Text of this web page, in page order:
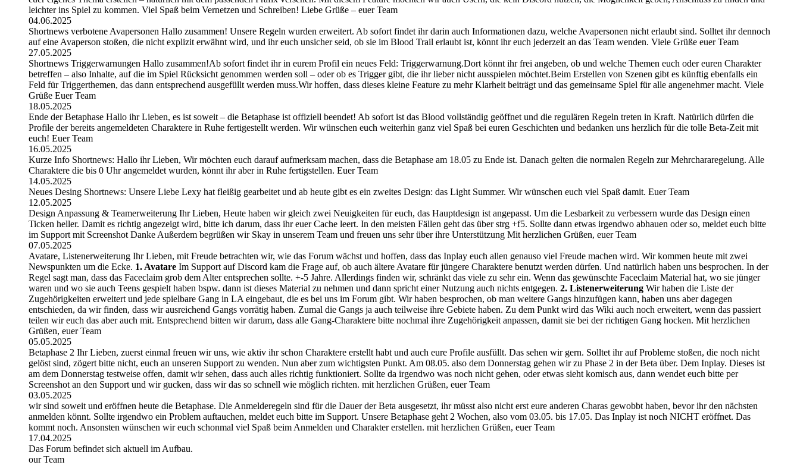
leichter ins Spiel zu kommen. Viel Spaß beim Vernetzen und Schreiben! Liebe Grüße – euer Team
04.06.2025
Shortnews verbotene Avapersonen Hallo zusammen! Unsere Regeln wurden erweitert. Ab sofort findet ihr darin auch Informationen dazu, welche Avapersonen nicht erlaubt sind. Solltet ihr dennoch
auf eine Avaperson stoßen, die nicht explizit erwähnt wird, und ihr euch unsicher seid, ob sie im Blood Trail erlaubt ist, könnt ihr euch jederzeit an das Team wenden. Viele Grüße euer Team
27.05.2025
Shortnews Triggerwarnungen Hallo zusammen!Ab sofort findet ihr in eurem Profil ein neues Feld: Triggerwarnung.Dort könnt ihr frei angeben, ob und welche Themen euch oder euren Charakter
betreffen – also Inhalte, auf die im Spiel Rücksicht genommen werden soll – oder ob es Trigger gibt, die ihr lieber nicht ausspielen möchtet.Beim Erstellen von Szenen gibt es künftig ebenfalls ein
Feld für Triggerthemen, das dann entsprechend ausgefüllt werden muss.Wir hoffen, dass dieses kleine Feature zu mehr Klarheit beiträgt und das gemeinsame Spiel für alle angenehmer macht. Viele
Grüße Euer Team
18.05.2025
Ende der Betaphase Hallo ihr Lieben, es ist soweit – die Betaphase ist offiziell beendet! Ab sofort ist das Blood vollständig geöffnet und die regulären Regeln treten in Kraft. Natürlich dürfen die
Profile der bereits angemeldeten Charaktere in Ruhe fertigestellt werden. Wir wünschen euch weiterhin ganz viel Spaß bei euren Geschichten und bedanken uns herzlich für die tolle Beta-Zeit mit
euch! Euer Team
16.05.2025
Kurze Info Shortnews: Hallo ihr Lieben, Wir möchten euch darauf aufmerksam machen, dass die Betaphase am 18.05 zu Ende ist. Danach gelten die normalen Regeln zur Mehrchararegelung. Alle
Charaktere die bis 0 Uhr angemeldet wurden, könnt ihr aber in Ruhe fertigstellen. Euer Team
14.05.2025
Neues Desing Shortnews: Unsere Liebe Lexy hat fleißig gearbeitet und ab heute gibt es ein zweites Design: das Light Summer. Wir wünschen euch viel Spaß damit. Euer Team
12.05.2025
Design Anpassung & Teamerweiterung Ihr Lieben, Heute haben wir gleich zwei Neuigkeiten für euch, das Hauptdesign ist angepasst. Um die Lesbarkeit zu verbessern wurde das Design einen
Ticken heller. Damit es richtig angezeigt wird, bitte ich darum, dass ihr euer Cache leert. In den meisten Fällen geht das über strg +f5. Sollte dann etwas irgendwo abhauen oder so, meldet euch bitte
im Support mit Screenshot Danke Außerdem begrüßen wir Skay in unserem Team und freuen uns sehr über ihre Unterstützung Mit herzlichen Grüßen, euer Team
07.05.2025
Avatare, Listenerweiterung Ihr Lieben, mit Freude betrachten wir, wie das Forum wächst und hoffen, dass das Inplay euch allen genauso viel Freude machen wird. Wir kommen heute mit zwei
Newspunkten um die Ecke. 1. Avatare Im Support auf Discord kam die Frage auf, ob auch ältere Avatare für jüngere Charaktere benutzt werden dürfen. Und natürlich haben uns besprochen. In der
Regel sagt man, dass das Faceclaim grob dem Alter entsprechen sollte. +-5 Jahre. Allerdings finden wir, schränkt das viele zu sehr ein. Wenn das gewünschte Faceclaim Material hat, wo sie jünger
waren und wo sie auch Teens gespielt haben bspw. dann ist dieses Material zu nehmen und dann spricht einer Nutzung auch nichts entgegen. 2. Listenerweiterung Wir haben die Liste der
Zugehörigkeiten erweitert und jede spielbare Gang in LA eingebaut, die es bei uns im Forum gibt. Wir haben besprochen, ob man weitere Gangs hinzufügen kann, haben uns aber dagegen
entschieden, da wir finden, dass wir ausreichend Gangs vorrätig haben. Zumal die Gangs ja auch teilweise ihre Gebiete haben. Zu dem Punkt wird das Wiki auch noch erweitert, wenn das passiert
teilen wir euch das aber auch mit. Entsprechend bitten wir darum, dass alle Gang-Charaktere bitte nochmal ihre Zugehörigkeit anpassen, damit sie bei der richtigen Gang hocken. Mit herzlichen
Grüßen, euer Team
05.05.2025
Betaphase 2 Ihr Lieben, zuerst einmal freuen wir uns, wie aktiv ihr schon Charaktere erstellt habt und auch eure Profile ausfüllt. Das sehen wir gern. Solltet ihr auf Probleme stoßen, die noch nicht
gelöst sind, zögert bitte nicht, euch an unseren Support zu wenden. Nun aber zum wichtigsten Punkt. Am 08.05. also dem Donnerstag gehen wir zu Phase 2 in der Beta über. Dem Inplay. Dieses ist
am dem Donnerstag testweise offen, damit wir sehen, dass auch alles richtig funktioniert. Sollte da irgendwo was noch nicht gehen, oder etwas sieht komisch aus, dann wendet euch bitte per
Screenshot an den Support und wir gucken, dass wir das so schnell wie möglich richten. mit herzlichen Grüßen, euer Team
03.05.2025
wir sind soweit und eröffnen heute die Betaphase. Die Anmelderegeln sind für die Dauer der Beta ausgesetzt, ihr müsst also nicht erst eure anderen Charas gewobbt haben, bevor ihr den nächsten
anmelden könnt. Sollte irgendwo ein Problem auftauchen, meldet euch bitte im Support. Unsere Betaphase geht 2 Wochen, also vom 03.05. bis 17.05. Das Inplay ist noch NICHT eröffnet. Das
kommt noch. Ansonsten wünschen wir euch schonmal viel Spaß beim Anmelden und Charakter erstellen. mit herzlichen Grüßen, euer Team
17.04.2025
Das Forum befindet sich aktuell im Aufbau.
our Team